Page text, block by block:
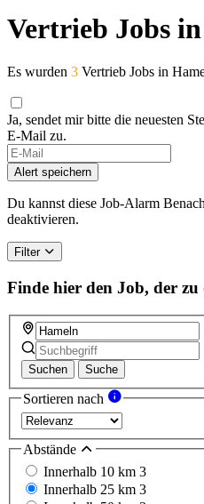
Vertrieb Jobs
Es wurden 3 Vertrieb Jobs in
Ja, sendet mir bitte die neuesten
E-Mail zu.
Alert speichern
Du kannst diese Job-Alarm
deaktivieren.
Filter
Finde hier den Job, der zu
Suchen Suche
Sortieren nach
Abstände
Innerhalb 10 km 3
Innerhalb 25 km 3